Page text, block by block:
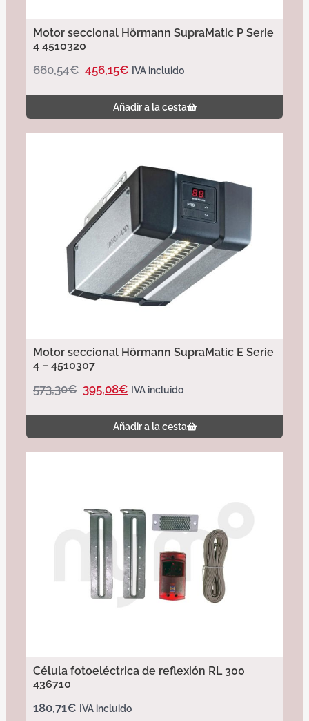
Motor seccional Hörmann SupraMatic P Serie
4 4510320
660,54€ 456,15€ IVA incluido
Añadir a la cesta
Motor seccional Hörmann SupraMatic E Serie
4 – 4510307
573,30€ 395,08€ IVA incluido
Añadir a la cesta
Célula fotoeléctrica de reflexión RL 300
436710
180,71€ IVA incluido